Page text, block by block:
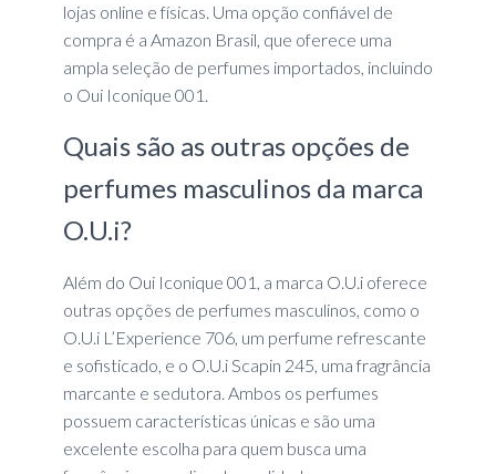
lojas online e físicas. Uma opção confiável de
compra é a Amazon Brasil, que oferece uma
ampla seleção de perfumes importados, incluindo
o Oui Iconique 001.
Quais são as outras opções de
perfumes masculinos da marca
O.U.i?
Além do Oui Iconique 001, a marca O.U.i oferece
outras opções de perfumes masculinos, como o
O.U.i L’Experience 706, um perfume refrescante
e sofisticado, e o O.U.i Scapin 245, uma fragrância
marcante e sedutora. Ambos os perfumes
possuem características únicas e são uma
excelente escolha para quem busca uma